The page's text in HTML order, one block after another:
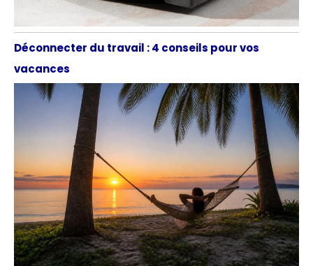
Déconnecter du travail : 4 conseils pour vos
vacances